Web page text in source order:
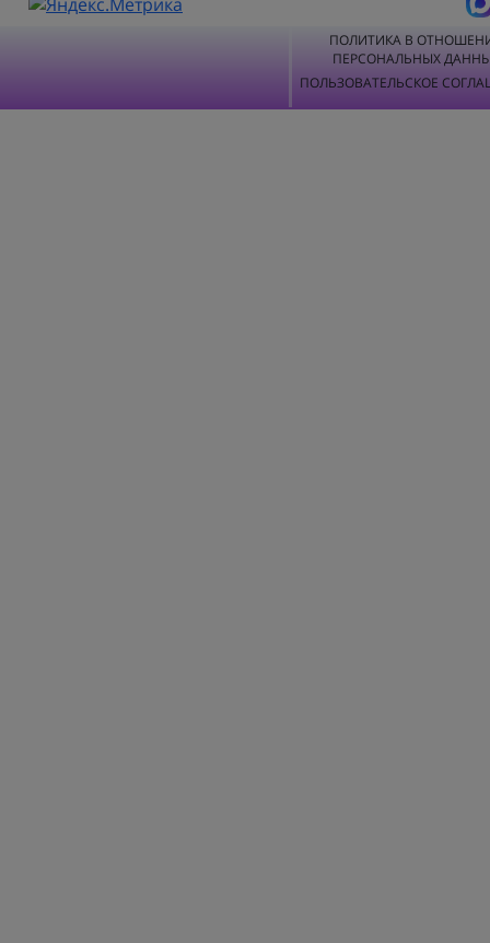
ПОЛИТИКА В
ПЕРСОНАЛЬНЫХ
ПОЛЬЗОВАТЕЛЬСКОЕ